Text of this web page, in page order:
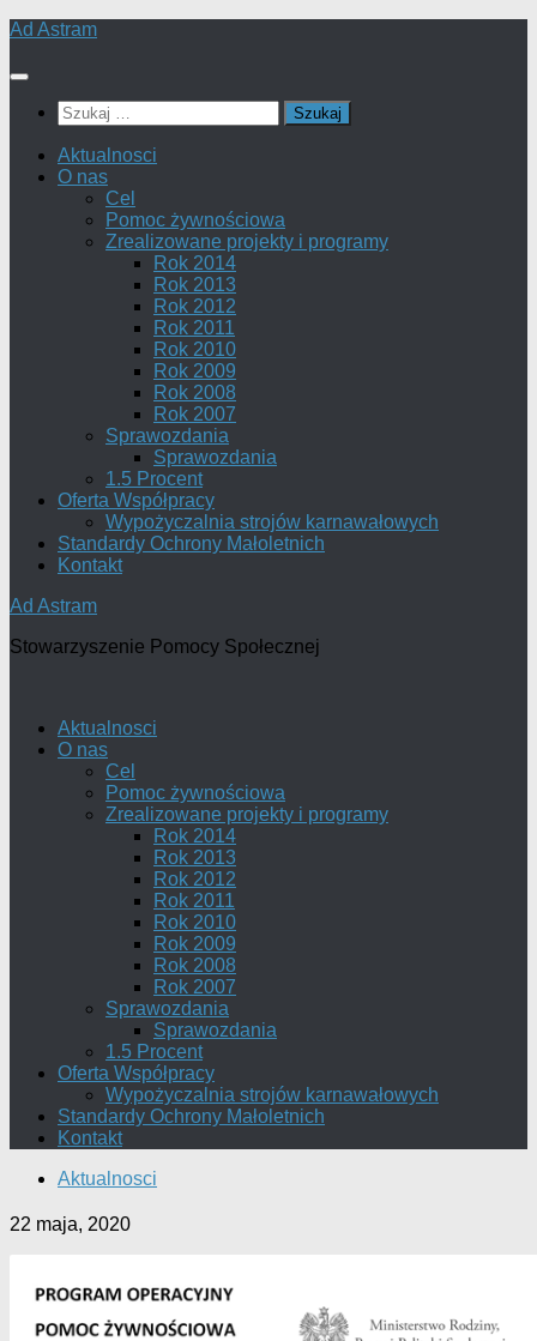
Skip
content
Ad Astram
Szukaj:
Aktualnosci
O nas
Cel
Pomoc żywnościowa
Zrealizowane projekty i programy
Rok 2014
Rok 2013
Rok 2012
Rok 2011
Rok 2010
Rok 2009
Rok 2008
Rok 2007
Sprawozdania
Sprawozdania
1.5 Procent
Oferta Współpracy
Wypożyczalnia strojów karnawałowych
Standardy Ochrony Małoletnich
Kontakt
Ad Astram
Stowarzyszenie Pomocy Społecznej
Aktualnosci
O nas
Cel
Pomoc żywnościowa
Zrealizowane projekty i programy
Rok 2014
Rok 2013
Rok 2012
Rok 2011
Rok 2010
Rok 2009
Rok 2008
Rok 2007
Sprawozdania
Sprawozdania
1.5 Procent
Oferta Współpracy
Wypożyczalnia strojów karnawałowych
Standardy Ochrony Małoletnich
Kontakt
Aktualnosci
22 maja, 2020